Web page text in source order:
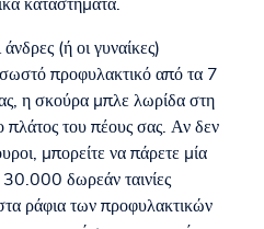
(ή οι γυναίκες)
προφυλακτικό από τα 7
η σκούρα μπλε λωρίδα στη
πλάτος του πέους σας. Αν δεν
μπορείτε να πάρετε μία
30.000 δωρεάν ταινίες
ράφια των προφυλακτικών